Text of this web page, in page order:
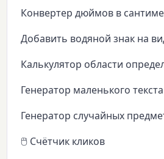
Конвертер дюймов в
Добавить водяной знак на
Калькулятор области
Генератор маленького текста
Генератор случайных
🖱️ Счётчик кликов